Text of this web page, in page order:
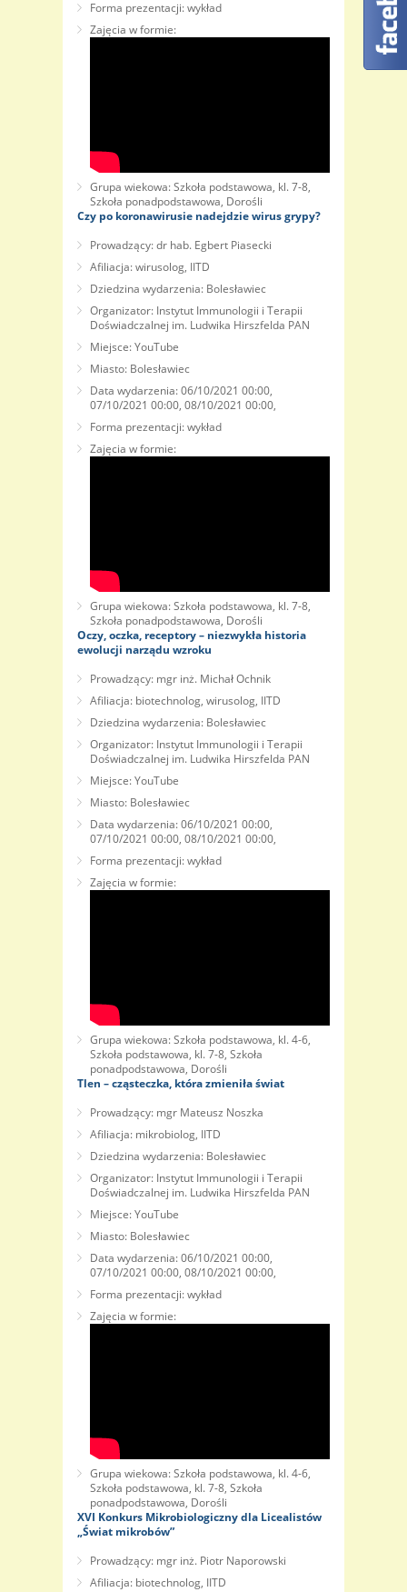
Forma prezentacji: wykład
Zajęcia w formie:
Grupa wiekowa: Szkoła podstawowa, kl. 7-8,
Szkoła ponadpodstawowa, Dorośli
Czy po koronawirusie nadejdzie wirus grypy?
Prowadzący: dr hab. Egbert Piasecki
Afiliacja: wirusolog, IITD
Dziedzina wydarzenia: Bolesławiec
Organizator: Instytut Immunologii i Terapii
Doświadczalnej im. Ludwika Hirszfelda PAN
Miejsce: YouTube
Miasto: Bolesławiec
Data wydarzenia: 06/10/2021 00:00,
07/10/2021 00:00, 08/10/2021 00:00,
Forma prezentacji: wykład
Zajęcia w formie:
Grupa wiekowa: Szkoła podstawowa, kl. 7-8,
Szkoła ponadpodstawowa, Dorośli
Oczy, oczka, receptory – niezwykła historia
ewolucji narządu wzroku
Prowadzący: mgr inż. Michał Ochnik
Afiliacja: biotechnolog, wirusolog, IITD
Dziedzina wydarzenia: Bolesławiec
Organizator: Instytut Immunologii i Terapii
Doświadczalnej im. Ludwika Hirszfelda PAN
Miejsce: YouTube
Miasto: Bolesławiec
Data wydarzenia: 06/10/2021 00:00,
07/10/2021 00:00, 08/10/2021 00:00,
Forma prezentacji: wykład
Zajęcia w formie:
Grupa wiekowa: Szkoła podstawowa, kl. 4-6,
Szkoła podstawowa, kl. 7-8, Szkoła
ponadpodstawowa, Dorośli
Tlen – cząsteczka, która zmieniła świat
Prowadzący: mgr Mateusz Noszka
Afiliacja: mikrobiolog, IITD
Dziedzina wydarzenia: Bolesławiec
Organizator: Instytut Immunologii i Terapii
Doświadczalnej im. Ludwika Hirszfelda PAN
Miejsce: YouTube
Miasto: Bolesławiec
Data wydarzenia: 06/10/2021 00:00,
07/10/2021 00:00, 08/10/2021 00:00,
Forma prezentacji: wykład
Zajęcia w formie:
Grupa wiekowa: Szkoła podstawowa, kl. 4-6,
Szkoła podstawowa, kl. 7-8, Szkoła
ponadpodstawowa, Dorośli
XVI Konkurs Mikrobiologiczny dla Licealistów
„Świat mikrobów”
Prowadzący: mgr inż. Piotr Naporowski
Afiliacja: biotechnolog, IITD